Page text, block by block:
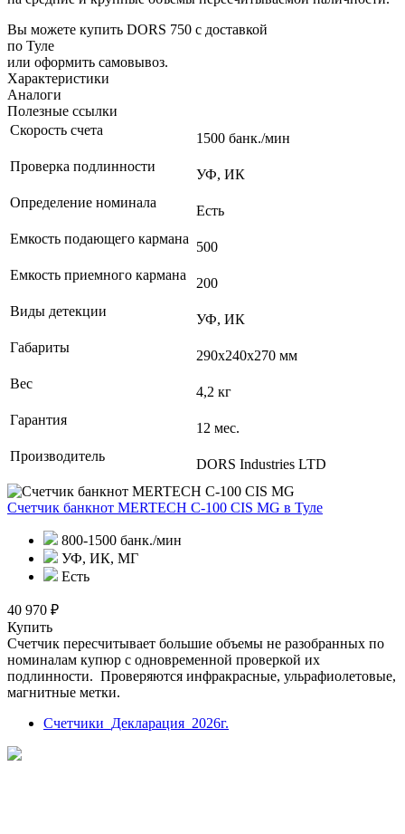
Вы можете купить DORS 750 с доставкой
по Туле
или оформить самовывоз.
Характеристики
Аналоги
Полезные ссылки
Скорость счета
1500 банк./мин
Проверка подлинности
УФ, ИК
Определение номинала
Есть
Емкость подающего кармана
500
Емкость приемного кармана
200
Виды детекции
УФ, ИК
Габариты
290х240х270 мм
Вес
4,2 кг
Гарантия
12 мес.
Производитель
DORS Industries LTD
Счетчик банкнот MERTECH C-100 CIS MG в Туле
800-1500 банк./мин
УФ, ИК, МГ
Есть
40 970 ₽
Купить
Счетчик пересчитывает большие объемы не разобранных по
номиналам купюр с одновременной проверкой их
подлинности. Проверяются инфракрасные, ульрафиолетовые,
магнитные метки.
Счетчики_Декларация_2026г.